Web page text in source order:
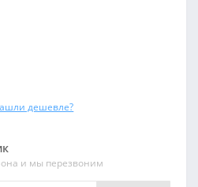
дешевле?
и мы перезвоним